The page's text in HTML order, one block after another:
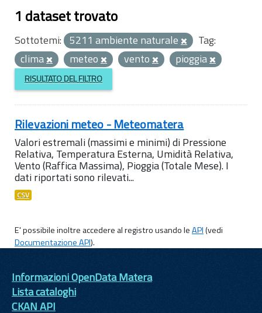
1 dataset trovato
Sottotemi: 5211 ambiente naturale
Tag:
clima
meteo vento pioggia
RISULTATO DEL FILTRO
Rilevazioni meteo - Meteomatera
Valori estremali (massimi e minimi) di Pressione
Relativa, Temperatura Esterna, Umidità Relativa,
Vento (Raffica Massima), Pioggia (Totale Mese). I
dati riportati sono rilevati...
CSV
E' possibile inoltre accedere al registro usando leAPI(vedi
Documentazione API).
Informazioni OpenData Matera
Lista cataloghi
CKAN API